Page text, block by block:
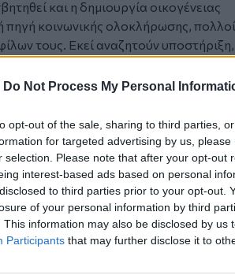
Do Not Process My Personal
opt-out of the sale, sharing to third parties,
for targeted advertising by us,
selection. Please note that after your opt-out
interest-based ads based on personal
to third parties prior to your opt-out.
of your personal information by third
This information may also be disclosed by us
Participants that may further disclose it to
και η δημιουργία οικογένειας
πηγή κοινωνικής ολοκλήρωσης, πολλοί
τους. Εκεί αναζητούν υποστήριξη,
εμπειρίες της ζωής τους.
στην οικογένεια, συχνά
μόνο στους ρόλους του
-ή να επανασυνδεθούν με-
τους τον ρόλο του φίλου δίπλα
άλλον τρόπο οι φίλοι
άξονα της ευημερίας μας. Είναι ένα
φροντίδα, γαλήνη και
με τα πιο ανέμελα κομμάτια του